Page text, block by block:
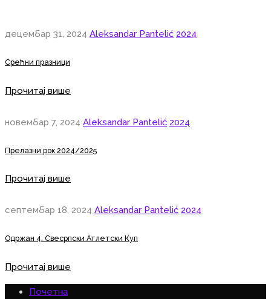
децембар 31, 2024 Aleksandar Pantelić 2024
Срећни празници
Прочитај више
новембар 7, 2024 Aleksandar Pantelić 2024
Прелазни рок 2024/2025
Прочитај више
септембар 18, 2024 Aleksandar Pantelić 2024
Одржан 4. Свесрпски Атлетски Куп
Прочитај више
Почетна